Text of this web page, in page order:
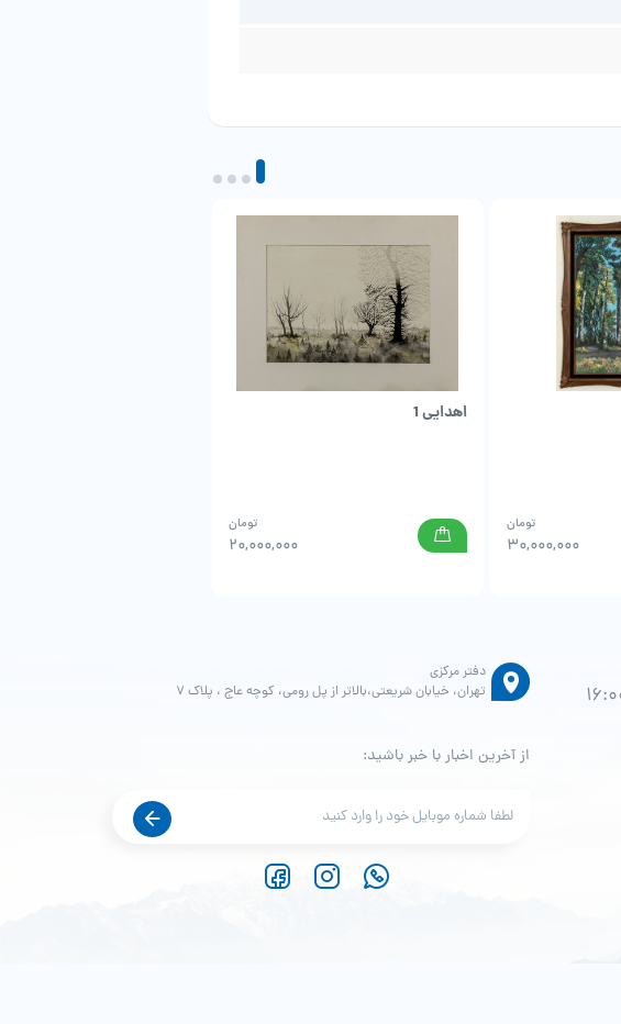
30,000,000
تومان
اهدایی 1
20,000,000
تومان
دفتر مرکزی
تهران، خیابان شریعتی،بالاتر از پل رومی، کوچه عاج ، پلاک ۷
از آخرین اخبار با خبر باشید: